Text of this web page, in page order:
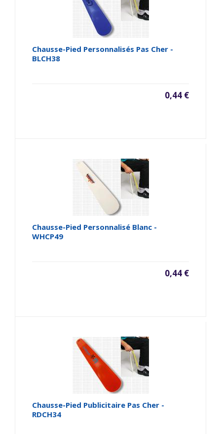
Chausse-Pied Personnalisés Pas Cher -
BLCH38
0,44 €
Chausse-Pied Personnalisé Blanc -
WHCP49
0,44 €
Chausse-Pied Publicitaire Pas Cher -
RDCH34